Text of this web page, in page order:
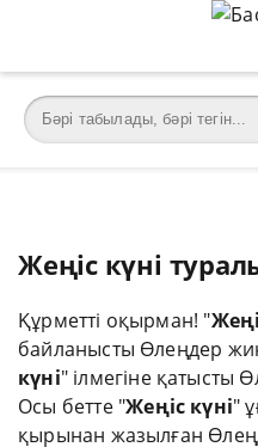
Жеңіс күні
Құрметті оқырман! "
байланысты Өлеңдер
күні" ілмегіне қатысты
Осы бетте "Жеңіс күні"
қырынан жазылған